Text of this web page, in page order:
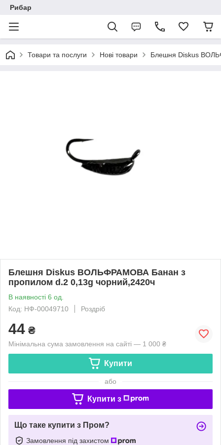
Рибар
Товари та послуги Нові товари Блешня Diskus
Блешня Diskus ВОЛЬФРАМОВА Банан з
пропилом d.2 0,13g чорний,2420ч
В наявності 6 од.
Код: НФ-00049710
Роздріб
44 ₴
Мінімальна сума замовлення на сайті — 1 000 ₴
Купити
або
Купити з
Що таке купити з Пром?
Замовлення під захистом